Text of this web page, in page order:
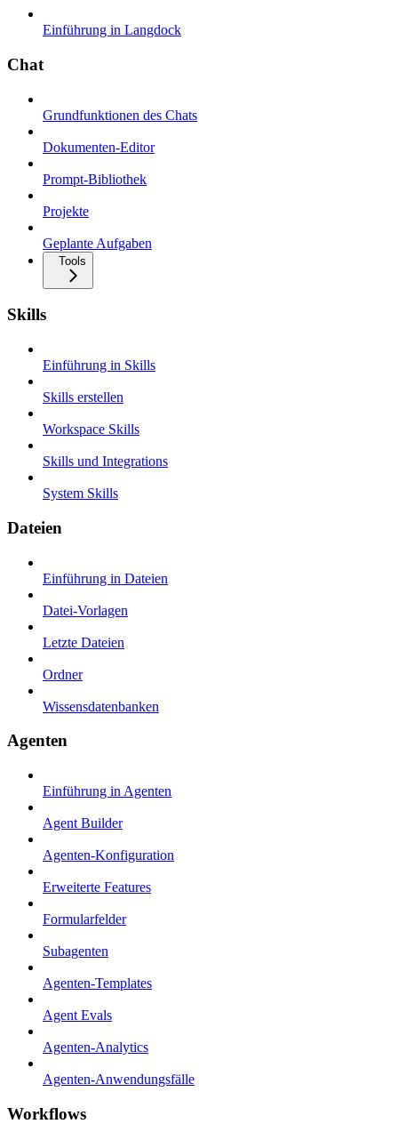
Einführung in Langdock
Chat
Grundfunktionen des Chats
Dokumenten-Editor
Prompt-Bibliothek
Projekte
Geplante Aufgaben
Tools
Skills
Einführung in Skills
Skills erstellen
Workspace Skills
Skills und Integrations
System Skills
Dateien
Einführung in Dateien
Datei-Vorlagen
Letzte Dateien
Ordner
Wissensdatenbanken
Agenten
Einführung in Agenten
Agent Builder
Agenten-Konfiguration
Erweiterte Features
Formularfelder
Subagenten
Agenten-Templates
Agent Evals
Agenten-Analytics
Agenten-Anwendungsfälle
Workflows